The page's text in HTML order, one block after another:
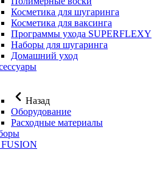
Косметика для шугаринга
Косметика для ваксинга
Программы ухода SUPERFLEXY
Наборы для шугаринга
Домашний уход
Назад
Оборудование
Расходные материалы